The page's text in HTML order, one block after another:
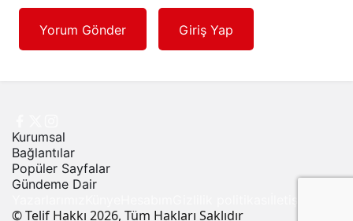
Yorum Gönder Giriş Yap
Kurumsal
Bağlantılar
Popüler Sayfalar
Gündeme Dair
© Telif Hakkı 2026, Tüm Hakları Saklıdır